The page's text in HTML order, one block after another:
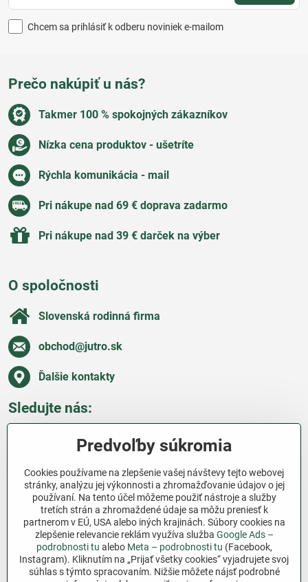
Chcem sa prihlásiť k odberu noviniek e-mailom
Prečo nakúpiť u nás?
Takmer 100 % spokojných zákazníkov
Nízka cena produktov - ušetríte
Rýchla komunikácia - mail
Pri nákupe nad 69 € doprava zadarmo
Pri nákupe nad 39 € darček na výber
O spoločnosti
Slovenská rodinná firma
obchod​@jutro​.sk
Ďalšie kontakty
Sledujte nás:
Všetko o nákupe
Ďakujeme za podporu
Sme slovenský e-shop bez dotácií​. Fungujeme len
vďaka vám – ľuďom, ktorí veria v poctivú prácu a
lásku k pôde​. Každý nákup na Jutro​.sk nám pomáha
pokračovať v tom, čo má zmysel – pomáhať
Predvoľby súkromia
Cookies používame na zlepšenie vašej návštevy tejto webovej
stránky, analýzu jej výkonnosti a zhromažďovanie údajov o jej
používaní. Na tento účel môžeme použiť nástroje a služby
tretích strán a zhromaždené údaje sa môžu preniesť k
partnerom v EÚ, USA alebo iných krajinách. Súbory cookies na
zlepšenie relevancie reklám využíva služba Google Ads –
podrobnosti tu alebo Meta – podrobnosti tu (Facebook,
Instagram). Kliknutím na „Prijať všetky cookies“ vyjadrujete svoj
súhlas s týmto spracovaním. Nižšie môžete nájsť podrobné